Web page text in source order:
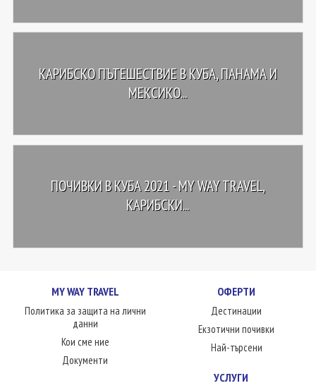
КАРИБСКО ПЪТЕШЕСТВИЕ В КУБА, ПАНАМА И
МЕКСИКО...
ПОЧИВКИ В КУБА 2021 - MY WAY TRAVEL,
КАРИБСКИ...
MY WAY TRAVEL
Политика за защита на лични
данни
Кои сме ние
Документи
ОФЕРТИ
Дестинации
Екзотични почивки
Най-търсени
УСЛУГИ